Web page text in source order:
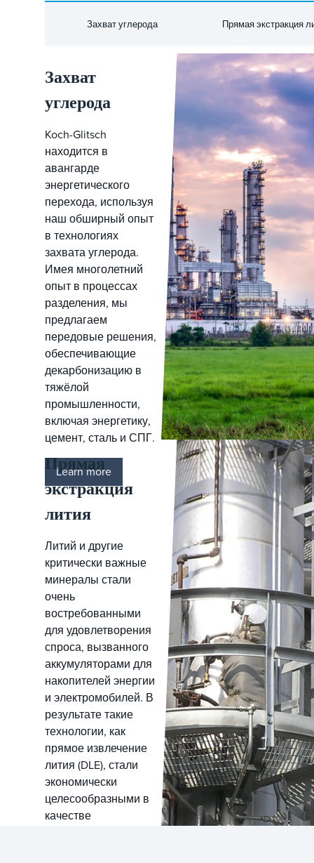
Захват углерода Прямая экстракция
Захват
углерода
Koch-Glitsch
находится в
авангарде
энергетического
перехода, используя
наш обширный опыт
в технологиях
захвата углерода.
Имея многолетний
опыт в процессах
разделения, мы
предлагаем
передовые решения,
обеспечивающие
декарбонизацию в
тяжёлой
промышленности,
включая энергетику,
цемент, сталь и СПГ.
Learn more
Прямая
экстракция
лития
Литий и другие
критически важные
минералы стали
очень
востребованными
для удовлетворения
спроса, вызванного
аккумуляторами для
накопителей энергии
и электромобилей. В
результате такие
технологии, как
прямое извлечение
лития (DLE), стали
экономически
целесообразными в
качестве